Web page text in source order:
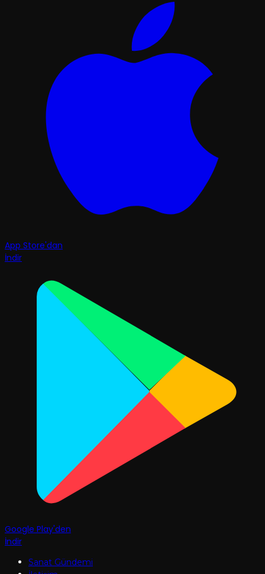
App Store'dan
İndir
Google Play'den
İndir
Sanat Gündemi